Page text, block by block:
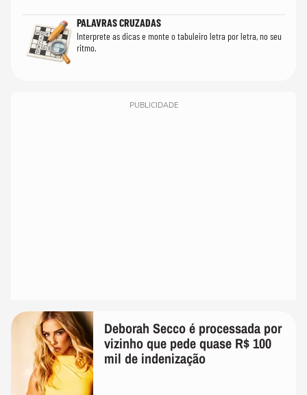
PALAVRAS CRUZADAS
Interprete as dicas e monte o tabuleiro letra por letra, no seu
ritmo.
PUBLICIDADE
Deborah Secco é processada por
vizinho que pede quase R$ 100
mil de indenização